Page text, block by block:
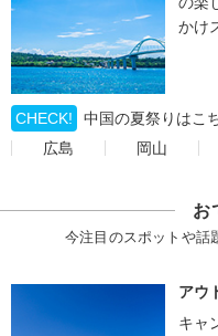
かけ
CHECK!
中国の夏祭りはこ
広島
岡山
お
今注目のスポットや話
アウ
キャ